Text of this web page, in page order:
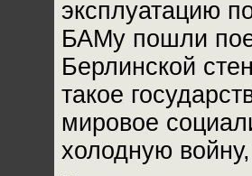
эксплуатацию
БАМу пошли
Берлинской
такое
мировое
холодную